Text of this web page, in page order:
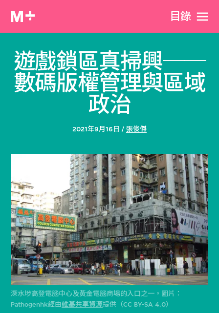
目​錄
2021年9月16日 / 張俊傑
遊戲鎖區真掃興──
數碼版權管理與區域
政治
深水埗高登電腦中心及黃金電腦商場的入口之一。圖片：
Pathogenhk經由維基共享資源提供（CC BY-SA 4.0）